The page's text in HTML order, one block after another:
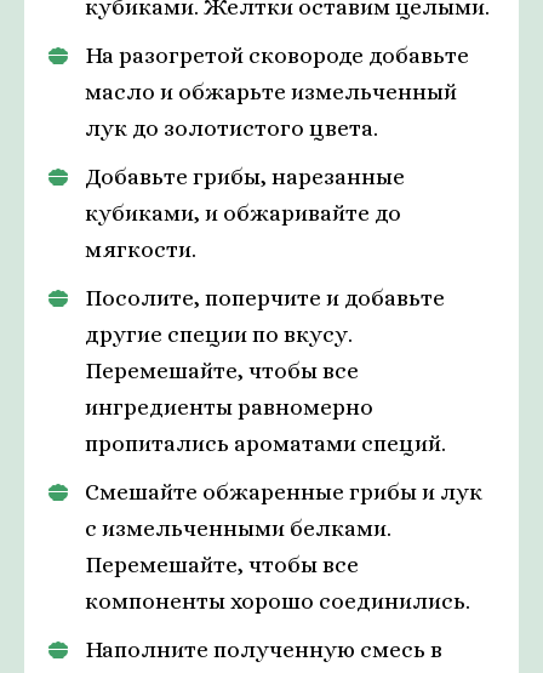
кубиками. Желтки оставим целыми.
На разогретой сковороде добавьте
масло и обжарьте измельченный
лук до золотистого цвета.
Добавьте грибы, нарезанные
кубиками, и обжаривайте до
мягкости.
Посолите, поперчите и добавьте
другие специи по вкусу.
Перемешайте, чтобы все
ингредиенты равномерно
пропитались ароматами специй.
Смешайте обжаренные грибы и лук
с измельченными белками.
Перемешайте, чтобы все
компоненты хорошо соединились.
Наполните полученную смесь в